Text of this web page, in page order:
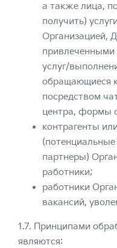
а также лица,
получить)
Организацией,
привлеченными
услуг/
обращающиеся
посредством
центра, формы
контрагенты
партнеры)
работники;
работники
вакансий,
1.7. Принципами
являются: